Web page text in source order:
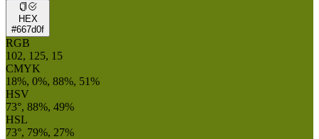
HEX
#667d0f
RGB
102, 125, 15
CMYK
18%, 0%, 88%, 51%
HSV
73°, 88%, 49%
HSL
73°, 79%, 27%